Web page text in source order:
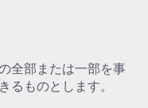
全部または一部を事
るものとします。